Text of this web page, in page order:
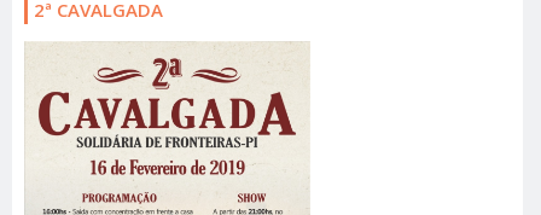
2ª CAVALGADA